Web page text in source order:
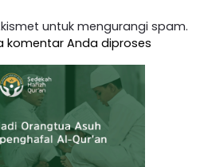
untuk mengurangi spam.
komentar Anda diproses